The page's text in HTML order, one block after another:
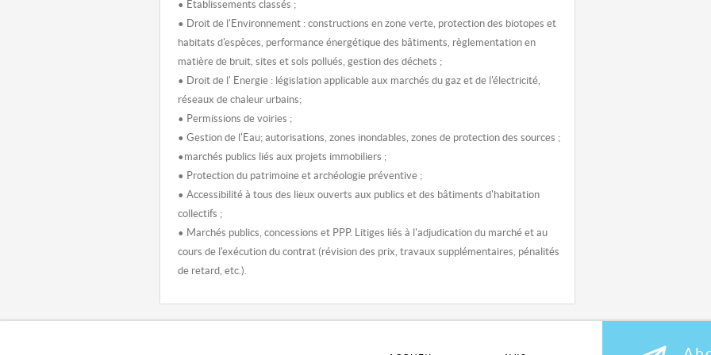
• Etablissements classés ;
• Droit de l'Environnement : constructions en zone verte, protection des biotopes et
habitats d'espèces, performance énergétique des bâtiments, règlementation en
matière de bruit, sites et sols pollués, gestion des déchets ;
• Droit de l' Energie : législation applicable aux marchés du gaz et de l'électricité,
réseaux de chaleur urbains;
• Permissions de voiries ;
• Gestion de l'Eau; autorisations, zones inondables, zones de protection des sources ;
•marchés publics liés aux projets immobiliers ;
• Protection du patrimoine et archéologie préventive ;
• Accessibilité à tous des lieux ouverts aux publics et des bâtiments d'habitation
collectifs ;
• Marchés publics, concessions et PPP. Litiges liés à l'adjudication du marché et au
cours de l'exécution du contrat (révision des prix, travaux supplémentaires, pénalités
de retard, etc.).